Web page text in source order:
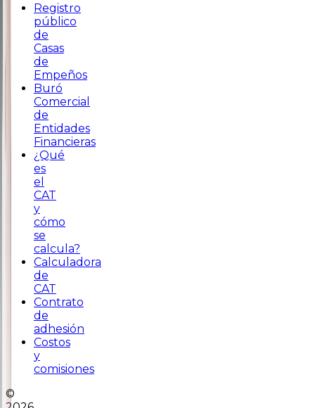
Registro
público
de
Casas
de
Empeños
Buró
Comercial
de
Entidades
Financieras
¿Qué
es
el
CAT
y
cómo
se
calcula?
Calculadora
de
CAT
Contrato
de
adhesión
Costos
y
comisiones
©